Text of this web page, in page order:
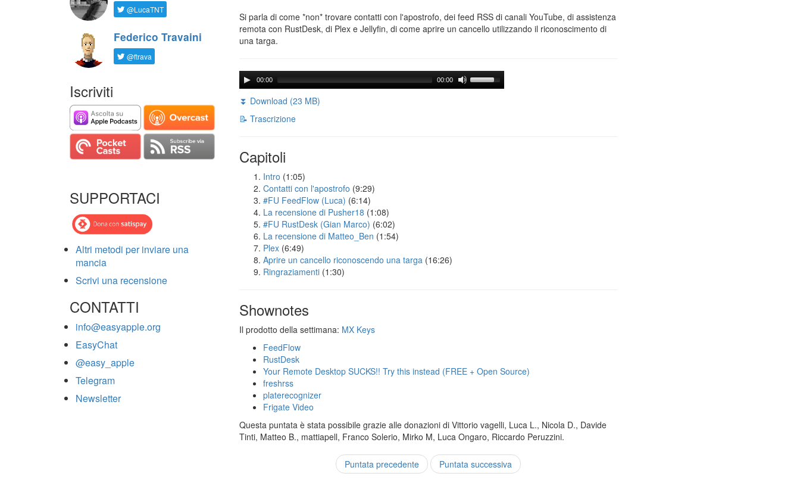
@LucaTNT
Federico Travaini
@ftrava
Iscriviti
SUPPORTACI
Altri metodi per inviare una
mancia
Scrivi una recensione
CONTATTI
info@easyapple.org
EasyChat
@easy_apple
Telegram
Newsletter
Si parla di come *non* trovare contatti con l'apostrofo, dei feed RSS di canali YouTube, di assistenza
remota con RustDesk, di Plex e Jellyfin, di come aprire un cancello utilizzando il riconoscimento di
una targa.
00:00 00:00
⏬ Download (23 MB)
📝 Trascrizione
Capitoli
Intro (1:05)
Contatti con l'apostrofo (9:29)
#FU FeedFlow (Luca) (6:14)
La recensione di Pusher18 (1:08)
#FU RustDesk (Gian Marco) (6:02)
La recensione di Matteo_Ben (1:54)
Plex (6:49)
Aprire un cancello riconoscendo una targa (16:26)
Ringraziamenti (1:30)
Shownotes
Il prodotto della settimana: MX Keys
FeedFlow
RustDesk
Your Remote Desktop SUCKS!! Try this instead (FREE + Open Source)
freshrss
platerecognizer
Frigate Video
Questa puntata è stata possibile grazie alle donazioni di Vittorio vagelli, Luca L., Nicola D., Davide
Tinti, Matteo B., mattiapell, Franco Solerio, Mirko M, Luca Ongaro, Riccardo Peruzzini.
Puntata precedente Puntata successiva